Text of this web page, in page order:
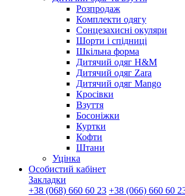
Розпродаж
Комплекти одягу
Сонцезахисні окуляри
Шорти і спідниці
Шкільна форма
Дитячий одяг H&M
Дитячий одяг Zara
Дитячий одяг Mango
Кросівки
Взуття
Босоніжки
Куртки
Кофти
Штани
Уцінка
Особистий кабінет
Закладки
+38 (068) 660 60 23 +38 (066) 660 60